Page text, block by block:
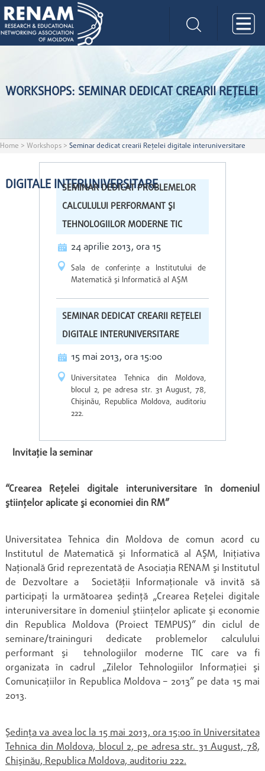
WORKSHOPS: SEMINAR DEDICAT CREARII REŢELEI
DIGITALE INTERUNIVERSITARE
Home > Workshops > Seminar dedicat crearii Reţelei digitale interuniversitare
SEMINAR DEDICAT PROBLEMELOR
CALCULULUI PERFORMANT ŞI
TEHNOLOGIILOR MODERNE TIC
24 aprilie 2013, ora 15
Sala de conferinţe a Institutului de
Matematică şi Informatică al AŞM
SEMINAR DEDICAT CREARII REŢELEI
DIGITALE INTERUNIVERSITARE
15 mai 2013, ora 15:00
Universitatea Tehnica din Moldova,
blocul 2, pe adresa str. 31 August, 78,
Chişinău, Republica Moldova, auditoriu
222.
Invitaţie la seminar
“Crearea Reţelei digitale interuniversitare în domeniul
ştiinţelor aplicate şi economiei din RM”
Universitatea Tehnica din Moldova de comun acord cu
Institutul de Matematică şi Informatică al AŞM, Iniţiativa
Naţională Grid reprezentată de Asociaţia RENAM şi Institutul
de Dezvoltare a Societăţii Informaţionale vă invită să
participaţi la următoarea şedinţă „Crearea Reţelei digitale
interuniversitare în domeniul ştiinţelor aplicate şi economie
din Republica Moldova (Proiect TEMPUS)” din ciclul de
seminare/traininguri dedicate problemelor calculului
performant şi tehnologiilor moderne TIC care va fi
organizata în cadrul „Zilelor Tehnologiilor Informaţiei şi
Comunicaţiilor în Republica Moldova – 2013” pe data 15 mai
2013.
Şedinţa va avea loc la 15 mai 2013, ora 15:00 în Universitatea
Tehnica din Moldova, blocul 2, pe adresa str. 31 August, 78,
Chişinău, Republica Moldova, auditoriu 222.